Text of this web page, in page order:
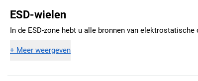
ESD-wielen
In de ESD-zone hebt u alle bronnen van
+ Meer weergeven